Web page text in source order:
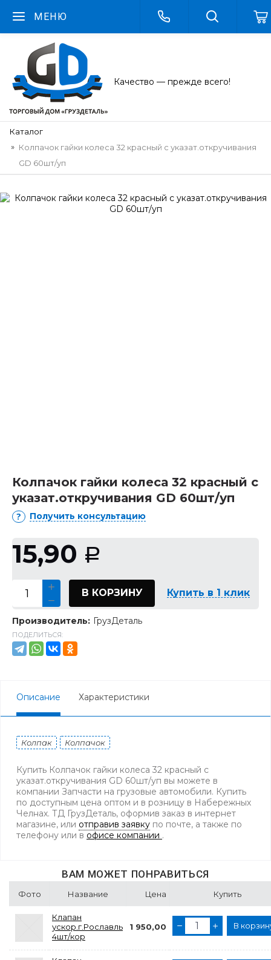
МЕНЮ
Качество — прежде всего!
Каталог
Колпачок гайки колеса 32 красный с указат.откручивания
GD 60шт/уп
Колпачок гайки колеса 32 красный с
указат.откручивания GD 60шт/уп
Получить консультацию
15,90 Р
В КОРЗИНУ Купить в 1 клик
Производитель: ГрузДеталь
ПОДЕЛИТЬСЯ:
Описание Характеристики
Колпак Колпачок
Купить Колпачок гайки колеса 32 красный с
указат.откручивания GD 60шт/уп вы можете в
компании Запчасти на грузовые автомобили. Купить
по доступным цена оптом и в розницу в Набережных
Челнах. ТД ГрузДеталь, оформив заказ в интернет
магазине, или отправив заявку по почте, а также по
телефону или в офисе компании .
ВАМ МОЖЕТ ПОНРАВИТЬСЯ
Фото Название Цена Купить
Клапан
ускор.г.Рославль
4шт/кор
1 950,00 В